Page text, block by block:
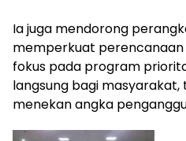
Ia juga mendorong
memperkuat
fokus pada program
langsung bagi
menekan angka